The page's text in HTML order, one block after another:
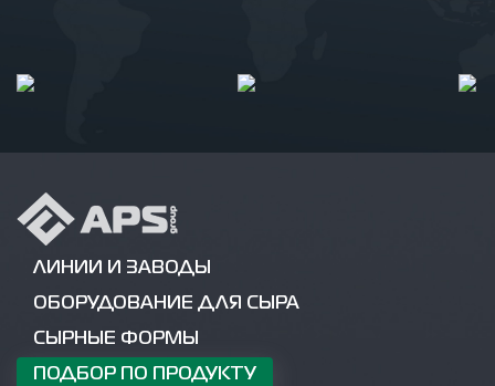
ЛИНИИ И ЗАВОДЫ
ОБОРУДОВАНИЕ ДЛЯ СЫРА
СЫРНЫЕ ФОРМЫ
ПОДБОР ПО ПРОДУКТУ